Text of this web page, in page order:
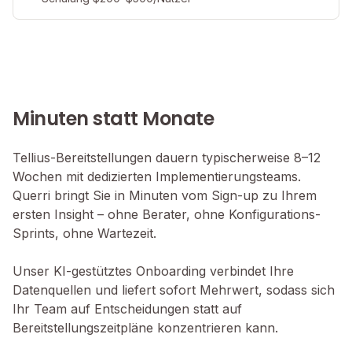
Minuten statt Monate
Tellius-Bereitstellungen dauern typischerweise 8–12
Wochen mit dedizierten Implementierungsteams.
Querri bringt Sie in Minuten vom Sign-up zu Ihrem
ersten Insight – ohne Berater, ohne Konfigurations-
Sprints, ohne Wartezeit.
Unser KI-gestütztes Onboarding verbindet Ihre
Datenquellen und liefert sofort Mehrwert, sodass sich
Ihr Team auf Entscheidungen statt auf
Bereitstellungszeitpläne konzentrieren kann.